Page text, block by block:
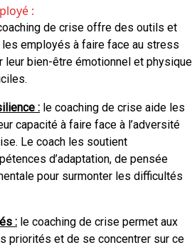
:
de crise offre des outils et
employés à faire face au stress
leur bien-être émotionnel et physique
: le coaching de crise aide les
capacité à faire face à l’adversité
Le coach les soutient
d’adaptation, de pensée
pour surmonter les difficultés
: le coaching de crise permet aux
priorités et de se concentrer sur ce